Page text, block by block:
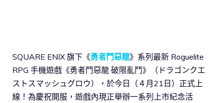
SQUARE ENIX 旗下《勇者鬥惡龍》系列最新 Roguelite
RPG 手機遊戲《勇者鬥惡龍 破限亂鬥》（ドラゴンクエ
ストスマッシュグロウ），於今日（４月21日）正式上
線！為慶祝開服，遊戲內現正舉辦一系列上市紀念活